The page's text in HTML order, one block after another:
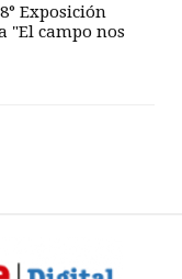
Exposición
"El campo nos